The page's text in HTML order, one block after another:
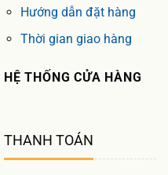
Hướng dẫn đặt hàng
Thời gian giao hàng
HỆ THỐNG CỬA HÀNG
THANH TOÁN